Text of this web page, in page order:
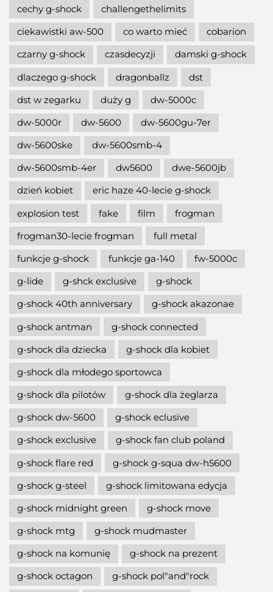
cechy g-shock
challengethelimits
ciekawistki aw-500
co warto mieć
cobarion
czarny g-shock
czasdecyzji
damski g-shock
dlaczego g-shock
dragonballz
dst
dst w zegarku
duży g
dw-5000c
dw-5000r
dw-5600
dw-5600gu-7er
dw-5600ske
dw-5600smb-4
dw-5600smb-4er
dw5600
dwe-5600jb
dzień kobiet
eric haze 40-lecie g-shock
explosion test
fake film
frogman
frogman30-lecie frogman
full metal
funkcje g-shock
funkcje ga-140
fw-5000c
g-lide
g-shck exclusive
g-shock
g-shock 40th anniversary
g-shock akazonae
g-shock antman
g-shock connected
g-shock dla dziecka
g-shock dla kobiet
g-shock dla młodego sportowca
g-shock dla pilotów
g-shock dla żeglarza
g-shock dw-5600
g-shock eclusive
g-shock exclusive
g-shock fan club poland
g-shock flare red
g-shock g-squa dw-h5600
g-shock g-steel
g-shock limitowana edycja
g-shock midnight green
g-shock move
g-shock mtg
g-shock mudmaster
g-shock na komunię
g-shock na prezent
g-shock octagon
g-shock pol"and"rock